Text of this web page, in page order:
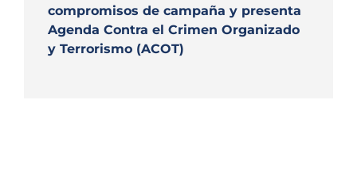
compromisos de campaña y presenta
Agenda Contra el Crimen Organizado
y Terrorismo (ACOT)